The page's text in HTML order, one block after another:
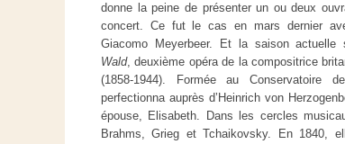
donne la peine de présenter un ou deux
concert. Ce fut le cas en mars dernier
Giacomo Meyerbeer. Et la saison actuelle
Wald, deuxième opéra de la compositrice
(1858-1944). Formée au Conservatoire
perfectionna auprès d’Heinrich von
épouse, Elisabeth. Dans les cercles
Brahms, Grieg et Tchaikovsky. En 1840,